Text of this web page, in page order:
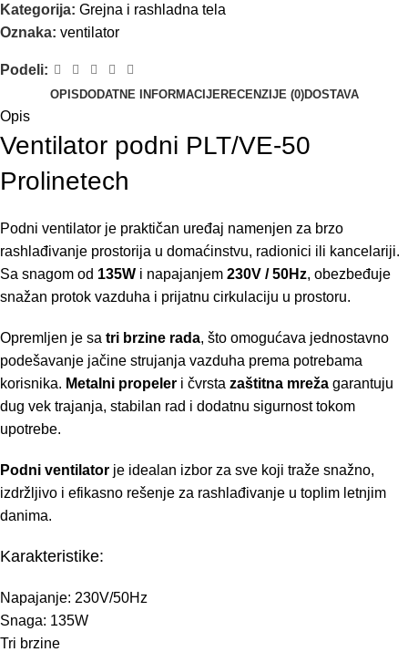
Kategorija: Grejna i rashladna tela
Oznaka: ventilator
Podeli:
OPIS DODATNE INFORMACIJE RECENZIJE (0)DOSTAVA
Opis
Ventilator podni PLT/VE-50
Prolinetech
Podni ventilator je praktičan uređaj namenjen za brzo
rashlađivanje prostorija u domaćinstvu, radionici ili kancelariji.
Sa snagom od 135W i napajanjem 230V / 50Hz, obezbeđuje
snažan protok vazduha i prijatnu cirkulaciju u prostoru.
Opremljen je sa tri brzine rada, što omogućava jednostavno
podešavanje jačine strujanja vazduha prema potrebama
korisnika. Metalni propeler i čvrsta zaštitna mreža garantuju
dug vek trajanja, stabilan rad i dodatnu sigurnost tokom
upotrebe.
Podni ventilator je idealan izbor za sve koji traže snažno,
izdržljivo i efikasno rešenje za rashlađivanje u toplim letnjim
danima.
Karakteristike:
Napajanje: 230V/50Hz
Snaga: 135W
Tri brzine